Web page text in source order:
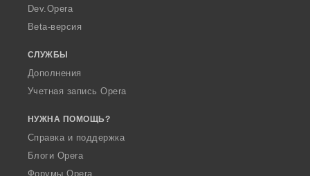
a
Dev.Opera
Beta-версия
СЛУЖБЫ
Дополнения
Учетная запись Opera
НУЖНА ПОМОЩЬ?
Справка и поддержка
Блоги Opera
Форумы Opera